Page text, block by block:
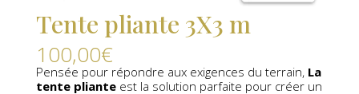
Tente pliante 3X3 m
100,00€
Pensée pour répondre aux exigences du terrain, La
tente plianteest la solution parfaite pour créer un